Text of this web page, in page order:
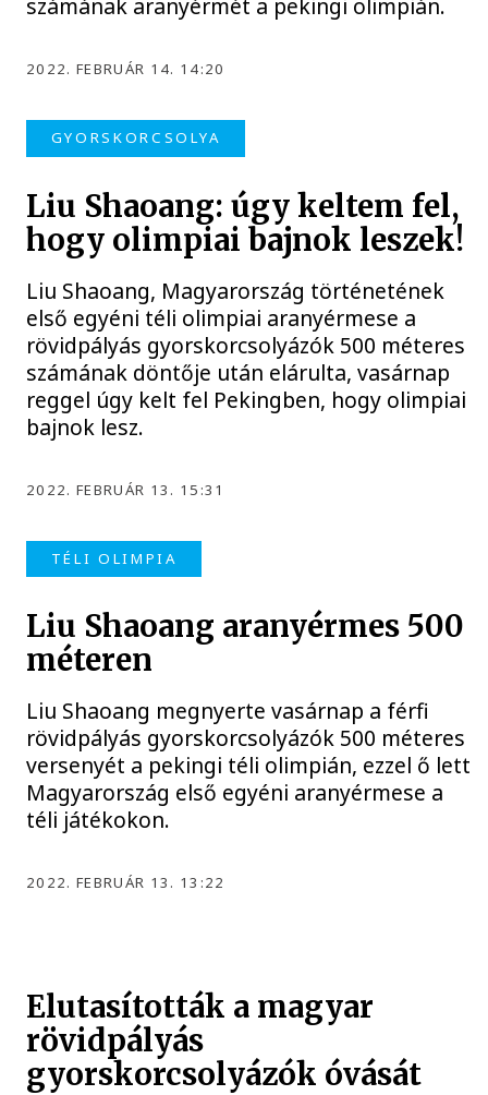
számának aranyérmét a pekingi olimpián.
2022. FEBRUÁR 14. 14:20
GYORSKORCSOLYA
Liu Shaoang: úgy keltem fel,
hogy olimpiai bajnok leszek!
Liu Shaoang, Magyarország történetének
első egyéni téli olimpiai aranyérmese a
rövidpályás gyorskorcsolyázók 500 méteres
számának döntője után elárulta, vasárnap
reggel úgy kelt fel Pekingben, hogy olimpiai
bajnok lesz.
2022. FEBRUÁR 13. 15:31
TÉLI OLIMPIA
Liu Shaoang aranyérmes 500
méteren
Liu Shaoang megnyerte vasárnap a férfi
rövidpályás gyorskorcsolyázók 500 méteres
versenyét a pekingi téli olimpián, ezzel ő lett
Magyarország első egyéni aranyérmese a
téli játékokon.
2022. FEBRUÁR 13. 13:22
Elutasították a magyar
rövidpályás
gyorskorcsolyázók óvását